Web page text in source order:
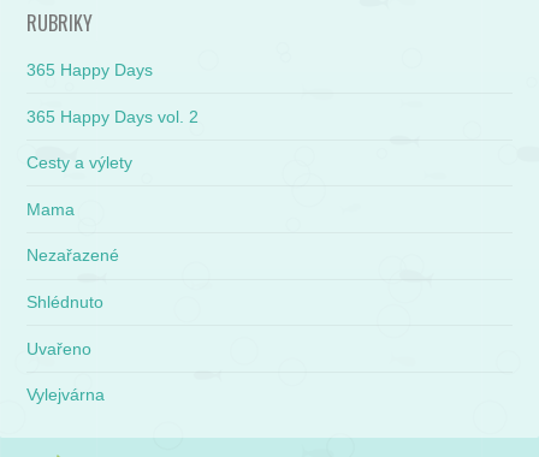
RUBRIKY
365 Happy Days
365 Happy Days vol. 2
Cesty a výlety
Mama
Nezařazené
Shlédnuto
Uvařeno
Vylejvárna